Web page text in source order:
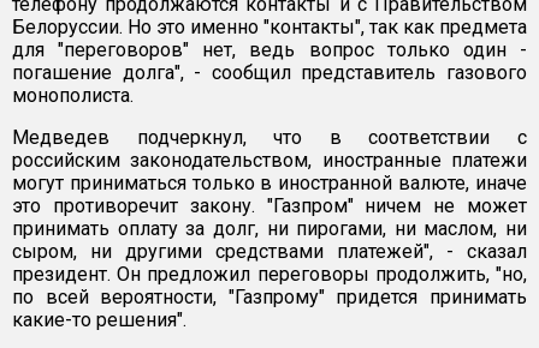
Белоруссии. Но это именно "контакты", так как предмета
для "переговоров" нет, ведь вопрос только один -
погашение долга", - сообщил представитель газового
монополиста.
Медведев подчеркнул, что в соответствии с
российским законодательством, иностранные платежи
могут приниматься только в иностранной валюте, иначе
это противоречит закону. "Газпром" ничем не может
принимать оплату за долг, ни пирогами, ни маслом, ни
сыром, ни другими средствами платежей", - сказал
президент. Он предложил переговоры продолжить, "но,
по всей вероятности, "Газпрому" придется принимать
какие-то решения".